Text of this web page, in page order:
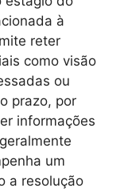
à
reter
como visão
ou
prazo, por
informações
um
a resolução